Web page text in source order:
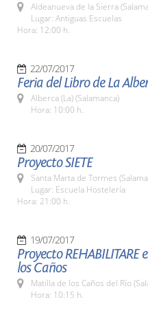
Aldeanueva de la Sierra
Lugar: Antiguas Escuelas
Hora: 12:00 h.
22/07/2017
Feria del Libro de La
Alberca (La) (Salamanca)
Hora: 10:00 h.
20/07/2017
Proyecto SIETE
Santa Marta de Tormes
Lugar: Escuela Hostelería
Hora: 21:00 h.
19/07/2017
Proyecto
los Caños
Matilla de los Caños del Río
Hora: 10:15 h.